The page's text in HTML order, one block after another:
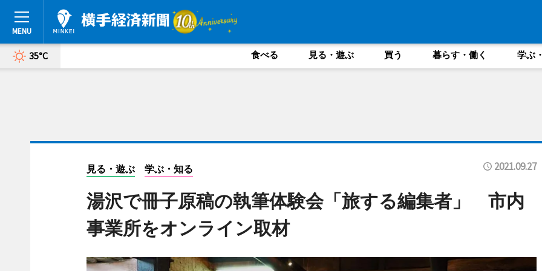
35°C 食べる 見る・遊ぶ 買う 暮らす・働く 学ぶ
見る・遊ぶ 学ぶ・知る 2021.09.27
湯沢で冊子原稿の執筆体験会「旅する編集者」 市内
事業所をオンライン取材